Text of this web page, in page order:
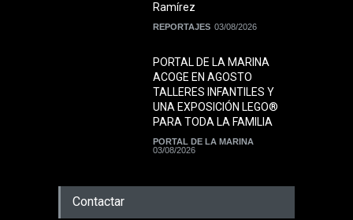
Ramírez
REPORTAJES 03/08/2026
PORTAL DE LA MARINA
ACOGE EN AGOSTO
TALLERES INFANTILES Y
UNA EXPOSICIÓN LEGO®
PARA TODA LA FAMILIA
PORTAL DE LA MARINA
03/08/2026
Contactar